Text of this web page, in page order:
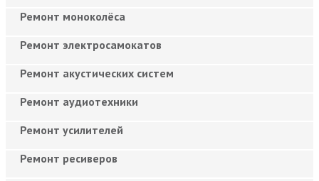
Ремонт моноколёса
Ремонт электросамокатов
Ремонт акустических систем
Ремонт аудиотехники
Ремонт усилителей
Ремонт ресиверов